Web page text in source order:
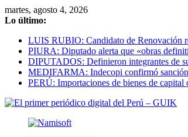
Saltar
al
martes, agosto 4, 2026
Lo último:
LUIS RUBIO: Candidato de Renovación
PIURA: Diputado alerta que «obras
DIPUTADOS: Definieron integrantes de
MEDIFARMA: Indecopi confirmó sanción
PERÚ: Importaciones de bienes de